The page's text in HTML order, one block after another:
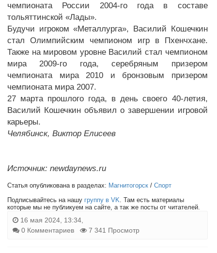
чемпионата России 2004-го года в составе
тольяттинской «Лады».
Будучи игроком «Металлурга», Василий Кошечкин
стал Олимпийским чемпионом игр в Пхенчхане.
Также на мировом уровне Василий стал чемпионом
мира 2009-го года, серебряным призером
чемпионата мира 2010 и бронзовым призером
чемпионата мира 2007.
27 марта прошлого года, в день своего 40-летия,
Василий Кошечкин объявил о завершении игровой
карьеры.
Челябинск, Виктор Елисеев
Источник: newdaynews.ru
Статья опубликована в разделах: Магнитогорск / Спорт
Подписывайтесь на нашу группу в VK . Там есть материалы
которые мы не публикуем на сайте, а так же посты от читателей.
16 мая 2024, 13:34,
0 Комментариев
7 341 Просмотр